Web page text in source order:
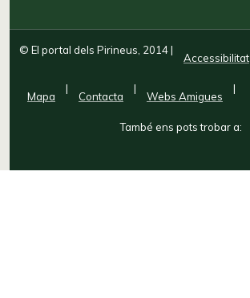
© El portal dels Pirineus, 2014|
Accessibilitat
Mapa
|
Contacta
|
Webs Amigues
|
També ens pots trobar a: